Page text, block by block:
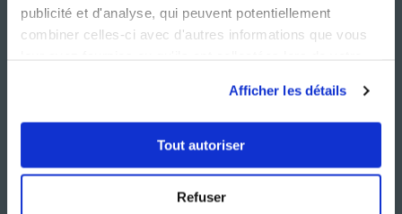
publicité et d'analyse, qui peuvent potentiellement
combiner celles-ci avec d'autres informations que vous
Afficher les détails
Tout autoriser
Refuser
Le Mag'
Boutique
C.G.U
Politique de confidentialité
Utilisation des Cookies